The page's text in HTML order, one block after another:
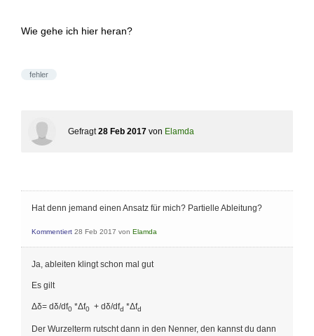
Wie gehe ich hier heran?
fehler
Gefragt 28 Feb 2017 von Elamda
Hat denn jemand einen Ansatz für mich? Partielle Ableitung?
Kommentiert 28 Feb 2017 von Elamda
Ja, ableiten klingt schon mal gut
Es gilt
Δδ= dδ/df0 *Δf0 + dδ/dfd *Δfd
Der Wurzelterm rutscht dann in den Nenner, den kannst du dann